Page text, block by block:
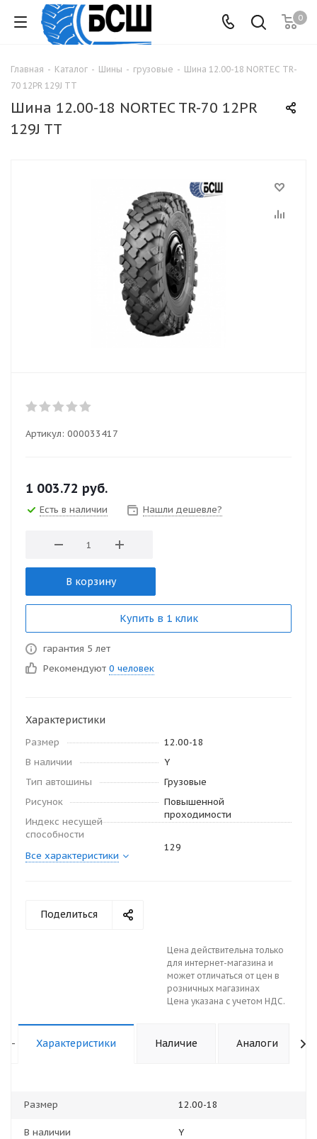
0
Главная - Каталог - Шины - грузовые - Шина 12.00-18 NORTEC TR-
70 12PR 129J TT
Шина 12.00-18 NORTEC TR-70 12PR
129J TT
Артикул: 000033417
1 003.72 руб.
Есть в наличии Нашли дешевле?
В корзину
Купить в 1 клик
гарантия 5 лет
Рекомендуют 0 человек
Характеристики
Размер
12.00-18
В наличии
Y
Тип автошины
Грузовые
Рисунок
Повышенной
проходимости
Индекс несущей
способности
129
Все характеристики
Поделиться
Цена действительна только
для интернет-магазина и
может отличаться от цен в
розничных магазинах
Цена указана с учетом НДС.
- Характеристики Наличие Аналоги
Размер 12.00-18
В наличии Y